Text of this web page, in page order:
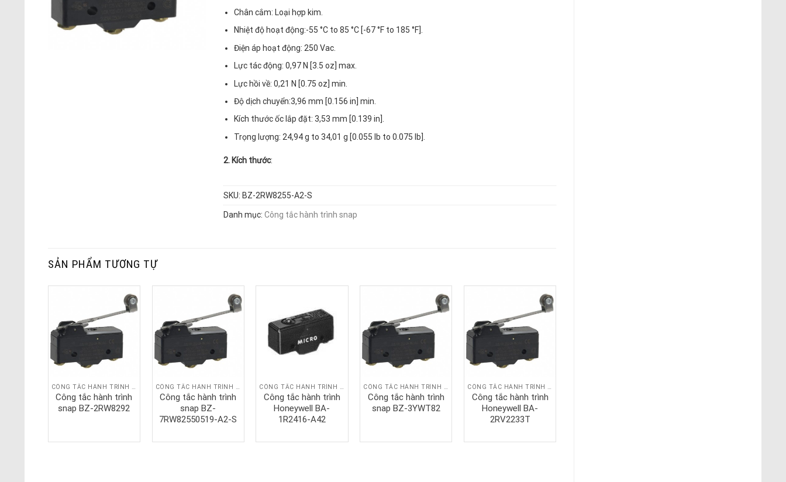
Chân cắm: Loại hợp kim.
Nhiệt độ hoạt động:-55 °C to 85 °C [-67 °F to 185 °F].
Điện áp hoạt động: 250 Vac.
Lực tác động: 0,97 N [3.5 oz] max.
Lực hồi về: 0,21 N [0.75 oz] min.
Độ dịch chuyển:3,96 mm [0.156 in] min.
Kích thước ốc lắp đặt: 3,53 mm [0.139 in].
Trọng lượng: 24,94 g to 34,01 g [0.055 lb to 0.075 lb].
2. Kích thước:
SKU: BZ-2RW8255-A2-S
Danh mục: Công tắc hành trình snap
SẢN PHẨM TƯƠNG TỰ
CÔNG TẮC HÀNH TRÌNH SNAP
Công tắc hành trình
snap BZ-2RW8292
CÔNG TẮC HÀNH TRÌNH SNAP
Công tắc hành trình
snap BZ-
7RW82550519-A2-S
CÔNG TẮC HÀNH TRÌNH SNAP
Công tắc hành trình
Honeywell BA-
1R2416-A42
CÔNG TẮC HÀNH TRÌNH SNAP
Công tắc hành trình
snap BZ-3YWT82
CÔNG TẮC HÀNH TRÌNH SNAP
Công tắc hành trình
Honeywell BA-
2RV2233T